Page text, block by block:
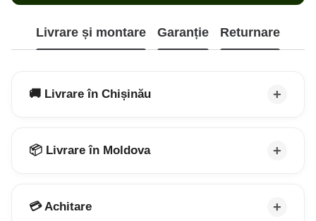
Livrare și montare Garanție Returnare
🚚 Livrare în Chișinău
📦 Livrare în Moldova
💳 Achitare